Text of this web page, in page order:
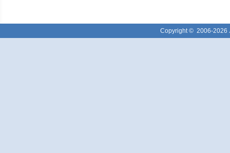
Copyright © 2006-2026